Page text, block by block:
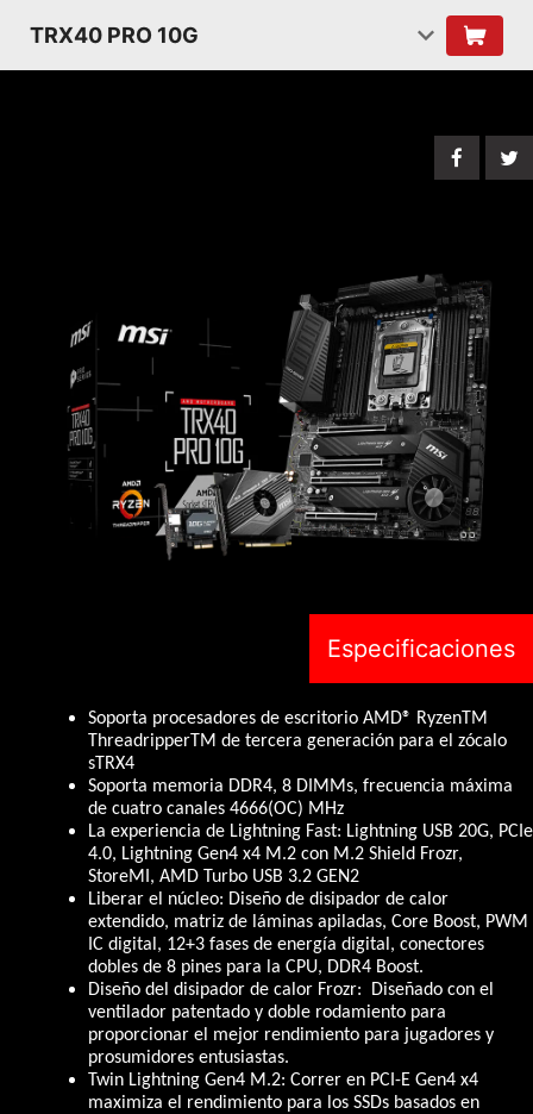
TRX40 PRO 10G
Especificaciones
Soporta procesadores de escritorio AMD® RyzenTM
ThreadripperTM de tercera generación para el zócalo
sTRX4
Soporta memoria DDR4, 8 DIMMs, frecuencia máxima
de cuatro canales 4666(OC) MHz
La experiencia de Lightning Fast: Lightning USB 20G, PCIe
4.0, Lightning Gen4 x4 M.2 con M.2 Shield Frozr,
StoreMI, AMD Turbo USB 3.2 GEN2
Liberar el núcleo: Diseño de disipador de calor
extendido, matriz de láminas apiladas, Core Boost, PWM
IC digital, 12+3 fases de energía digital, conectores
dobles de 8 pines para la CPU, DDR4 Boost.
Diseño del disipador de calor Frozr: Diseñado con el
ventilador patentado y doble rodamiento para
proporcionar el mejor rendimiento para jugadores y
prosumidores entusiastas.
Twin Lightning Gen4 M.2: Correr en PCI-E Gen4 x4
maximiza el rendimiento para los SSDs basados en